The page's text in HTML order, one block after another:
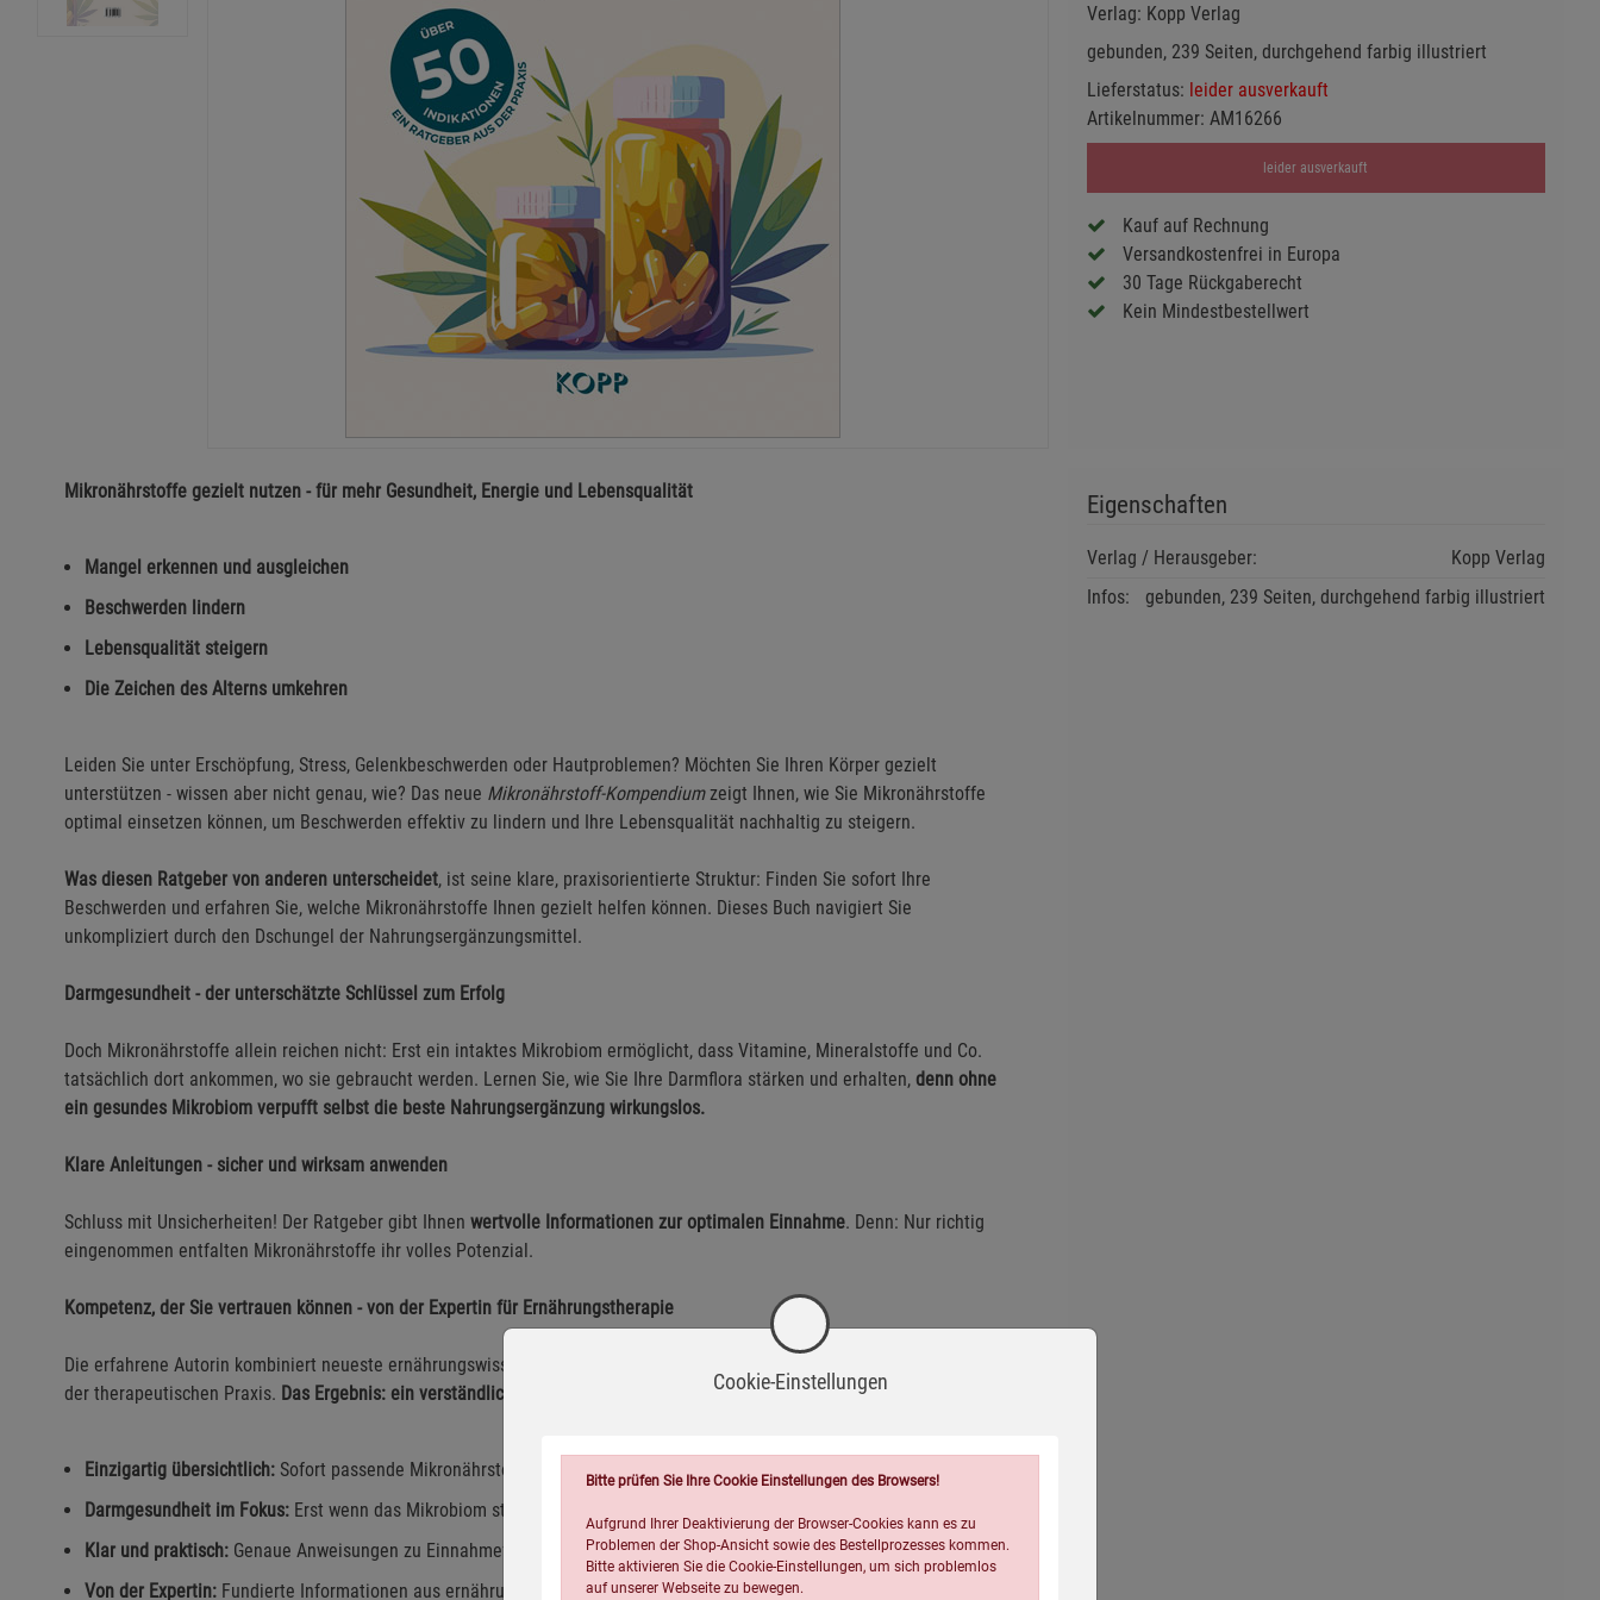
Verlag: Kopp Verlag
gebunden, 239 Seiten, durchgehend farbig illustriert
Lieferstatus: leider ausverkauft
Artikelnummer: AM16266
leider ausverkauft
Kauf auf Rechnung
Versandkostenfrei in Europa
30 Tage Rückgaberecht
Kein Mindestbestellwert
Mikronährstoffe gezielt nutzen - für mehr Gesundheit, Energie und Lebensqualität
Mangel erkennen und ausgleichen
Beschwerden lindern
Lebensqualität steigern
Die Zeichen des Alterns umkehren
Leiden Sie unter Erschöpfung, Stress, Gelenkbeschwerden oder Hautproblemen? Möchten Sie Ihren Körper gezielt
unterstützen - wissen aber nicht genau, wie? Das neue Mikronährstoff-Kompendiumzeigt Ihnen, wie Sie Mikronährstoffe
optimal einsetzen können, um Beschwerden effektiv zu lindern und Ihre Lebensqualität nachhaltig zu steigern.
Was diesen Ratgeber von anderen unterscheidet, ist seine klare, praxisorientierte Struktur: Finden Sie sofort Ihre
Beschwerden und erfahren Sie, welche Mikronährstoffe Ihnen gezielt helfen können. Dieses Buch navigiert Sie
unkompliziert durch den Dschungel der Nahrungsergänzungsmittel.
Darmgesundheit - der unterschätzte Schlüssel zum Erfolg
Doch Mikronährstoffe allein reichen nicht: Erst ein intaktes Mikrobiom ermöglicht, dass Vitamine, Mineralstoffe und Co.
tatsächlich dort ankommen, wo sie gebraucht werden. Lernen Sie, wie Sie Ihre Darmflora stärken und erhalten, denn ohne
ein gesundes Mikrobiom verpufft selbst die beste Nahrungsergänzung wirkungslos.
Klare Anleitungen - sicher und wirksam anwenden
Schluss mit Unsicherheiten! Der Ratgeber gibt Ihnen wertvolle Informationen zur optimalen Einnahme. Denn: Nur richtig
eingenommen entfalten Mikronährstoffe ihr volles Potenzial.
Kompetenz, der Sie vertrauen können - von der Expertin für Ernährungstherapie
Die erfahrene Autorin kombiniert neueste ernährungswissenschaftliche Erkenntnisse mit ihrem umfangreichen Wissen aus
der therapeutischen Praxis. Das Ergebnis: ein verständlicher, praxisnaher und verlässlicher Ratgeber.
Einzigartig übersichtlich: Sofort passende Mikronährstoffe anhand Ihrer Beschwerden finden
Darmgesundheit im Fokus: Erst wenn das Mikrobiom stimmt, wirken Mikronährstoffe optimal
Klar und praktisch: Genaue Anweisungen zu Einnahmeform und Dosierung für maximale Wirkung
Von der Expertin: Fundierte Informationen aus ernährungswissenschaftlicher und therapeutischer Praxis
Eigenschaften
Verlag / Herausgeber:
Kopp Verlag
Infos:
gebunden, 239 Seiten, durchgehend farbig illustriert
Cookie-Einstellungen
Bitte prüfen Sie Ihre Cookie Einstellungen des Browsers!
Aufgrund Ihrer Deaktivierung der Browser-Cookies kann es zu
Problemen der Shop-Ansicht sowie des Bestellprozesses kommen.
Bitte aktivieren Sie die Cookie-Einstellungen, um sich problemlos
auf unserer Webseite zu bewegen.